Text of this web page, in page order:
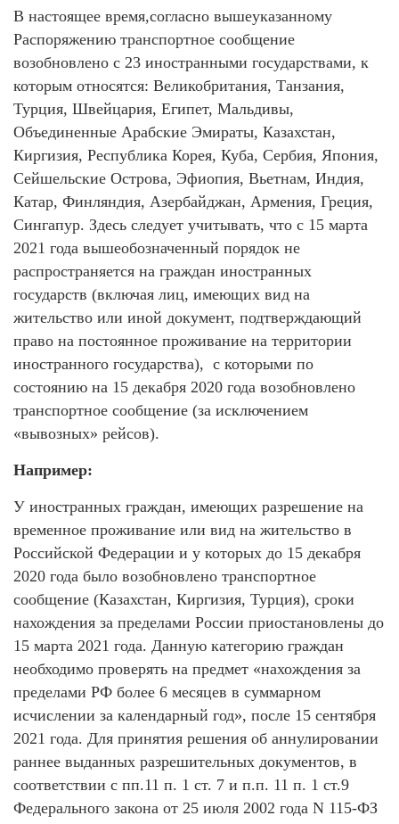
В настоящее время,согласно вышеуказанному
Распоряжению транспортное сообщение
возобновлено с 23 иностранными государствами, к
которым относятся: Великобритания, Танзания,
Турция, Швейцария, Египет, Мальдивы,
Объединенные Арабские Эмираты, Казахстан,
Киргизия, Республика Корея, Куба, Сербия, Япония,
Сейшельские Острова, Эфиопия, Вьетнам, Индия,
Катар, Финляндия, Азербайджан, Армения, Греция,
Сингапур. Здесь следует учитывать, что с 15 марта
2021 года вышеобозначенный порядок не
распространяется на граждан иностранных
государств (включая лиц, имеющих вид на
жительство или иной документ, подтверждающий
право на постоянное проживание на территории
иностранного государства), с которыми по
состоянию на 15 декабря 2020 года возобновлено
транспортное сообщение (за исключением
«вывозных» рейсов).
Например:
У иностранных граждан, имеющих разрешение на
временное проживание или вид на жительство в
Российской Федерации и у которых до 15 декабря
2020 года было возобновлено транспортное
сообщение (Казахстан, Киргизия, Турция), сроки
нахождения за пределами России приостановлены до
15 марта 2021 года. Данную категорию граждан
необходимо проверять на предмет «нахождения за
пределами РФ более 6 месяцев в суммарном
исчислении за календарный год», после 15 сентября
2021 года. Для принятия решения об аннулировании
раннее выданных разрешительных документов, в
соответствии с пп.11 п. 1 ст. 7 и п.п. 11 п. 1 ст.9
Федерального закона от 25 июля 2002 года N 115-ФЗ